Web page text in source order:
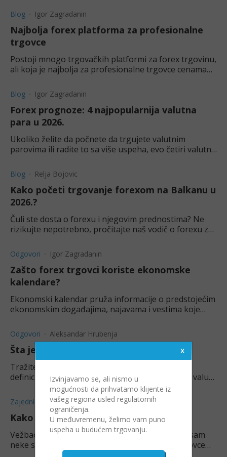
Blog Igor Zagradanin
Najbolja forex platforma za profesionalne
trgovce
Postoji mnogo trgovačkih platformi za forex trgovinu,
ali koja je najbolja za profesionalne trgovce cenama
Blog Igor Zagradanin
Forex prognoze: 4 najpopularnija valutna
para u 2026.
Ukoliko želite da počnete da trgujete valutnim
parovima ili radite to sa više uspeha, evo četiri valutna
Blog Relja Bojovic
Kako početi trgovanje forexom na Balkanu u
2026.?
Čuli ste dosta o forexu i njegovim prednostima? Ne
rizikujte nepotrebno, pročitajte naš vodič o forexu za
Odgovori Igor Zagradanin
Zašto forex trgovci koriste ekonomske
kalendare?
Ekonomski kalendar pruža informacije o predstojećim
ekonomskim događajima, najavama i vestima koje
Odgovori Aleksandar Hrubenja
Šta je Forex (Foreign Exchange)?
Tražite jasno objašnjenje šta je Forex? Saznajte
definiciju, kako funkcioniše ovo globalno tržište valuta
i koji su osnovni pojmovi.
Zajednica
Kako da podignem novac od Forexa?
Vežbao sam malo sa demo nalogom i ukapirao sam
neke stvari, ali me zanima kako ide sa pravim novcem.
Izvinjavamo se, ali nismo u
mogućnosti da prihvatamo klijente iz
vašeg regiona usled regulatornih
ograničenja.
U međuvremenu, želimo vam puno
uspeha u budućem trgovanju.